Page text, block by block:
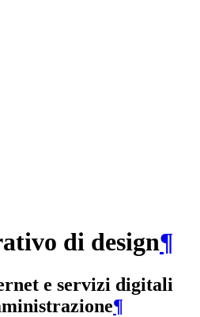
di design¶
e servizi digitali
¶